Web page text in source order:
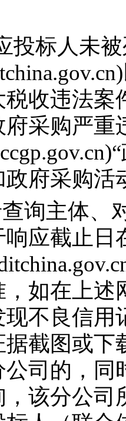
投标人未
收违法案
采购严重
政府采购活
询主体、
应截止日
如在上述
现不良信
据截图或
司的，同
，该分公